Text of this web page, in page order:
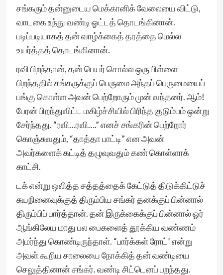
சங்கரும் தன்னுடைய மெக்கானிக் வேலையை விட்டு,
வாடகை உந்து வண்டி ஓட்டத் தொடங்கினான்.
படிப்படியாகத் தன் வாழ்க்கைத் தரத்தை மெல்ல
உயர்த்தத் தொடங்கினான்.
ரவி பிறந்தான், தன் பெயர் சொல்ல ஒரு பிள்ளை
பிறந்ததில் சங்கருக்குப் பெருமை அந்தப் பெருமையைப்
பங்கு கொள்ள அவன் பெற்றோரும் முன் வந்தனர். ஆம்!
பேரன் பிறந்துவிட்ட மகிழ்ச்சியில் பிரிந்த குடும்பம் ஒன்று
சேர்ந்தது. “ரவி…ரவி….” எனச் சங்கரின் பெற்றோர்
கொஞ்சுவதும், “தாத்தா பாட்டி” என அவன்
அவர்களைக் கட்டித் தழுவுவதும் கண் கொள்ளாக்
காட்சி.
டக் என்று ஒலித்த சத்தத்தைக் கேட்டுத் திடுக்கிட்டுச்
சுயநினைவுக்குத் திரும்பிய சங்கர் தனக்குப் பின்னால்
திரும்பிப் பார்த்தான். தன் இருக்கைக்குப் பின்னால் ஓர்
ஆங்கிலேய மாது பல பைகளைத் தூக்கிய வண்ணம்
அமர்ந்து கொண்டிருந்தாள். “பார்க்கள் ரோட்’ என்று
அவள் கூறிய சாலையை நோக்கித் தன் வண்டியை
செலுத்தினான் சங்கர். வண்டி சிட்டெனப் பறந்தது.